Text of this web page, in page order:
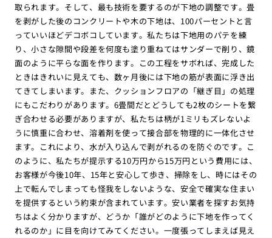
取られます。そして、最も技術を要するのが下地の調整です。畳
を剥がした後のコンクリートや木の下地は、100パーセントと言
っていいほどデコボコしています。私たちは下地用のパテを練
り、小さな隙間や段差を何度も塗り重ねてはサンダーで削り、鏡
面のように平らな面を作ります。この工程をサボれば、完成した
ときはきれいに見えても、数ヶ月後には下地の筋が表面に浮き出
てきてしまいます。また、クッションフロアの「継ぎ目」の処理
にもこだわりがあります。6畳間だとどうしても2枚のシートを繋
ぎ合わせる必要がありますが、私たちは柄が1ミリもズレないよ
うに慎重に合わせ、溶着剤を使って接合部を物理的に一体化させ
ます。これにより、水が入り込んで剥がれるのを防ぐのです。こ
のように、私たちが提示する10万円から15万円という費用には、
お客様が今後10年、15年と安心して歩き、掃除をし、時にはその
上で転んでしまっても怪我をしないような、安全で確実な住まい
を提供するという約束が含まれています。安い業者を探すお気持
ちはよく分かりますが、どうか「誰がどのように下地を作ってく
れるのか」に目を向けてみてください。一度張ってしまえば見え